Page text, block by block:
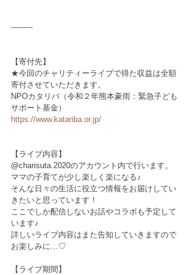
---------
【寄付先】
★今回のチャリティーライブで得た収益は全額
寄付させていただきます。
NPOカタリバ（令和２年熊本豪雨：緊急子ども
サポート基金）
https://www.katariba.or.jp/
【ライブ内容】
@charisuta.2020のアカウント内で行います。
ママの子育てが少し楽しく楽になる♪
そんな日々の生活に役立つ情報をお届けしてい
きたいと思っています！
ここでしか配信しないお話やコラボも予定して
います♪
詳しいライブ内容はまた告知していきますので
お楽しみに…♡
【ライブ期間】